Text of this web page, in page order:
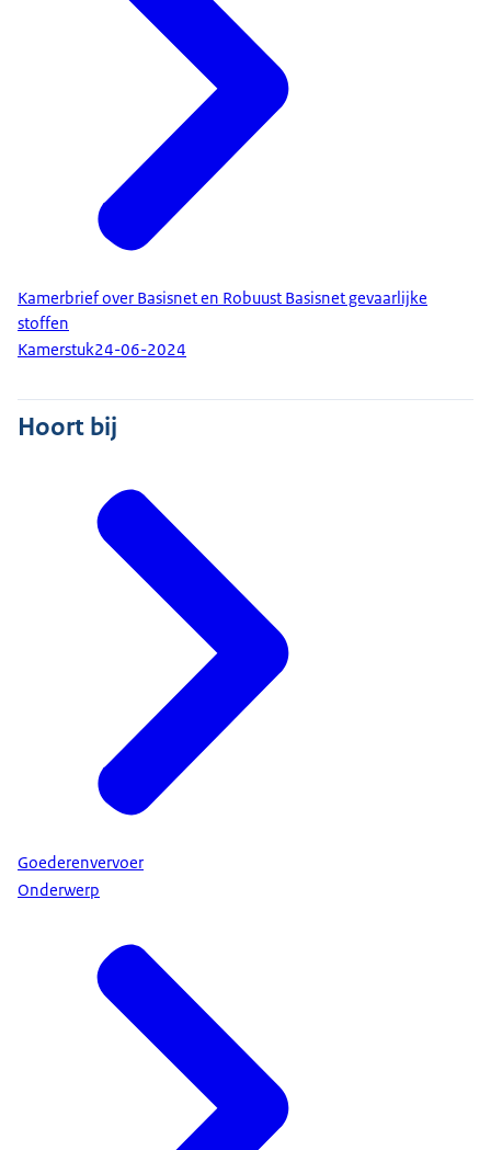
Kamerbrief over Basisnet en Robuust Basisnet gevaarlijke
stoffen
Kamerstuk24-06-2024
Hoort bij
Goederenvervoer
Onderwerp